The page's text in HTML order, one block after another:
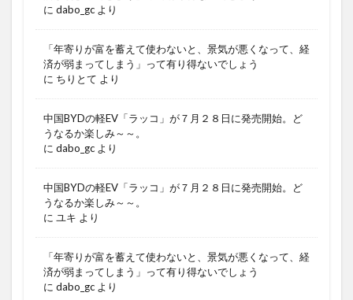
に dabo_gc より
「年寄りが富を蓄えて使わないと、景気が悪くなって、経
済が弱まってしまう」って有り得ないでしょう
に ちりとて より
中国BYDの軽EV「ラッコ」が７月２８日に発売開始。ど
うなるか楽しみ～～。
に dabo_gc より
中国BYDの軽EV「ラッコ」が７月２８日に発売開始。ど
うなるか楽しみ～～。
に ユキ より
「年寄りが富を蓄えて使わないと、景気が悪くなって、経
済が弱まってしまう」って有り得ないでしょう
に dabo_gc より